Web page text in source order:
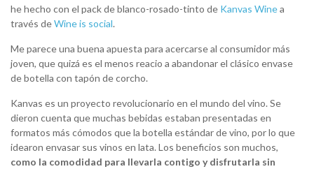
he hecho con el pack de blanco-rosado-tinto de Kanvas Winea
través deWine is social.
Me parece una buena apuesta para acercarse al consumidor más
joven, que quizá es el menos reacio a abandonar el clásico envase
de botella con tapón de corcho.
Kanvas es un proyecto revolucionario en el mundo del vino. Se
dieron cuenta que muchas bebidas estaban presentadas en
formatos más cómodos que la botella estándar de vino, por lo que
idearon envasar sus vinos en lata. Los beneficios son muchos,
como la comodidad para llevarla contigo y disfrutarla sin